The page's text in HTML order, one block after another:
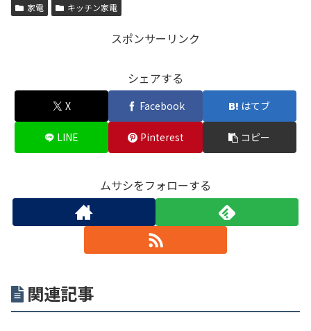
家電 キッチン家電
スポンサーリンク
シェアする
X Facebook はてブ
LINE Pinterest コピー
ムサシをフォローする
関連記事